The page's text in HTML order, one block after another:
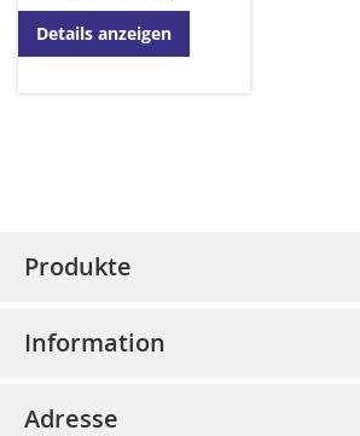
Details anzeigen
Produkte
Textplatten einzeln
Prägepressen
Information
Datenschutz
Adresse